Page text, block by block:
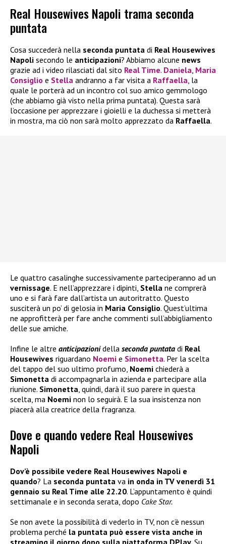
Real Housewives Napoli trama seconda
puntata
Cosa succederà nella seconda puntata di Real Housewives
Napoli secondo le anticipazioni? Abbiamo alcune news
grazie ad i video rilasciati dal sito Real Time. Daniela Maria
Consiglio e Stella andranno a far visita a Raffaella , la
quale le porterà ad un incontro col suo amico gemmologo
(che abbiamo già visto nella prima puntata). Questa sarà
l’occasione per apprezzare i gioielli e la duchessa si metterà
in mostra, ma ciò non sarà molto apprezzato da Raffaella.
Le quattro casalinghe successivamente parteciperanno ad un
vernissage. E nell’apprezzare i dipinti, Stella ne comprerà
uno e si farà fare dall’artista un autoritratto. Questo
susciterà un po’ di gelosia in Maria Consiglio. Quest’ultima
ne approfitterà per fare anche commenti sull’abbigliamento
delle sue amiche.
Infine le altre anticipazionidella seconda puntata di Real
Housewives riguardano Noemi e Simonetta. Per la scelta
del tappo del suo ultimo profumo, Noemi chiederà a
Simonetta di accompagnarla in azienda e partecipare alla
riunione. Simonetta , quindi, darà il suo parere in questa
scelta, ma Noemi non lo seguirà. E la sua insistenza non
piacerà alla creatrice della fragranza.
Dove e quando vedere Real Housewives
Napoli
Dov’è possibile vedere Real Housewives Napoli e
quando? La seconda puntata va in onda in TV venerdì 31
gennaio su Real Time alle 22.20. L’appuntamento è quindi
settimanale e in seconda serata, dopo Cake Star.
Se non avete la possibilità di vederlo in TV, non c’è nessun
problema perché la puntata può essere vista anche in